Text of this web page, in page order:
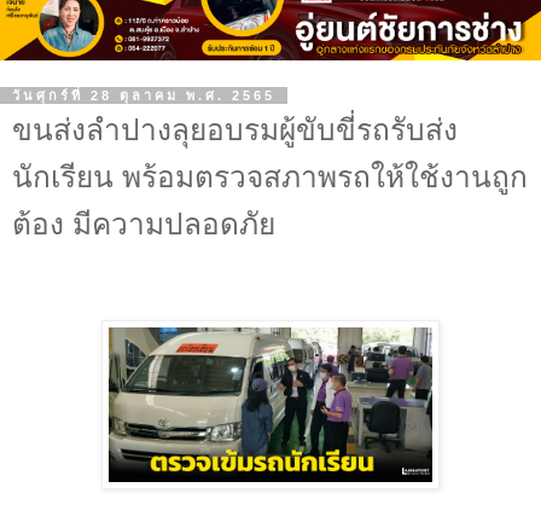
วันศุกร์ที่ 28 ตุลาคม พ.ศ. 2565
ขนส่งลำปางลุยอบรมผู้ขับขี่รถรับส่ง
นักเรียน พร้อมตรวจสภาพรถให้ใช้งานถูก
ต้อง มีความปลอดภัย